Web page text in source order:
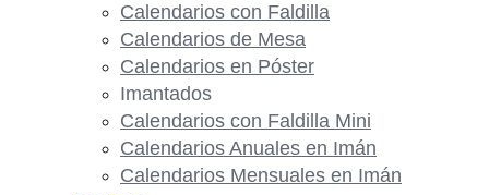
Calendarios con Faldilla
Calendarios de Mesa
Calendarios en Póster
Imantados
Calendarios con Faldilla Mini
Calendarios Anuales en Imán
Calendarios Mensuales en Imán